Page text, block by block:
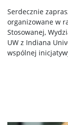
Serdecznie
organizowane w
Stosowanej,
UW z Indiana
wspólnej